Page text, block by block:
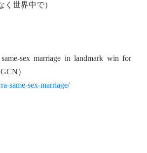
く世界中で）
sex marriage in landmark win for
）
same-sex-marriage/